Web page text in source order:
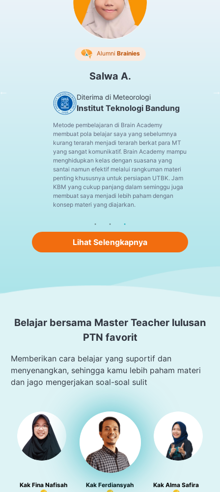
Alumni Brainies
Salwa A.
Diterima di Meteorologi
Institut Teknologi Bandung
Metode pembelajaran di Brain Academy
membuat pola belajar saya yang sebelumnya
kurang terarah menjadi terarah berkat para MT
yang sangat komunikatif. Brain Academy mampu
menghidupkan kelas dengan suasana yang
santai namun efektif melalui rangkuman materi
penting khususnya untuk persiapan UTBK. Jam
KBM yang cukup panjang dalam seminggu juga
membuat saya menjadi lebih paham dengan
konsep materi yang diajarkan.
Lihat Selengkapnya
Belajar bersama Master Teacher lulusan
PTN favorit
Memberikan cara belajar yang suportif dan
menyenangkan, sehingga kamu lebih paham materi
dan jago mengerjakan soal-soal sulit
Kak Fina Nafisah Kak Ferdiansyah Kak Alma Safira